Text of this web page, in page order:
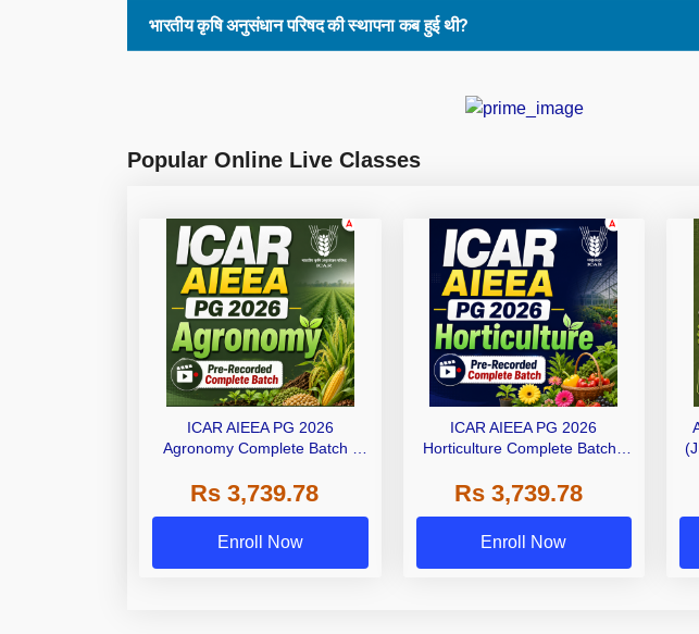
भारतीय कृषि अनुसंधान परिषद की स्थापना कब हुई थी?
Popular Online Live Classes
ICAR AIEEA PG 2026
Agronomy Complete Batch |
Adda247
Rs 3,739.78
Enroll Now
ICAR AIEEA PG 2026
Horticulture Complete Batch |
Adda247
Rs 3,739.78
Enroll Now